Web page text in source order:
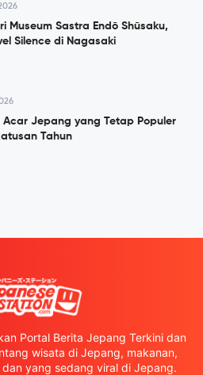
Museum Sastra Endō Shūsaku,
Silence di Nagasaki
Acar Jepang yang Tetap Populer
Tahun
Portal Berita Jepang Terkini dan
wisata di Jepang, makanan,
yang sedang viral di Jepang.